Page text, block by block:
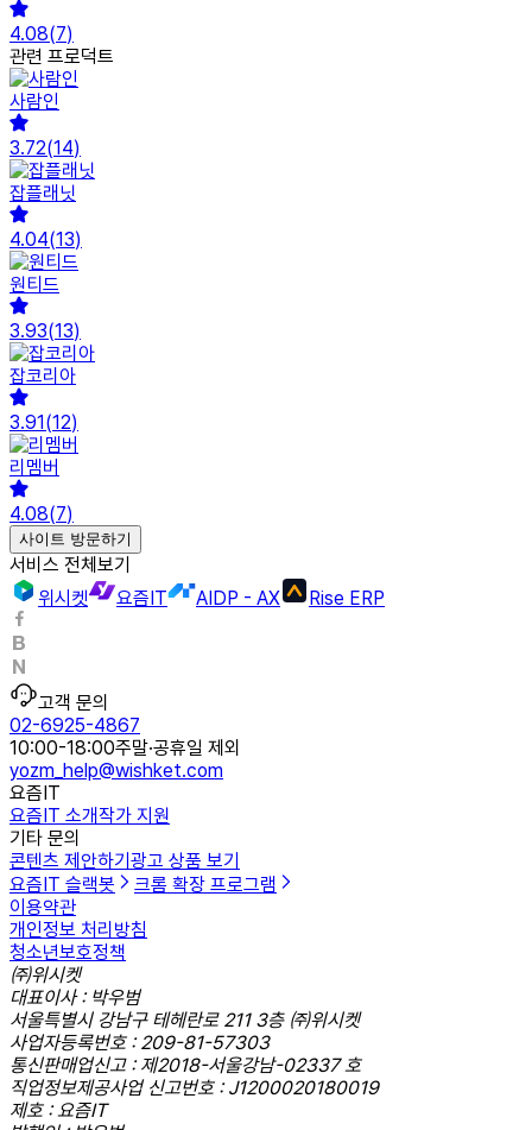
4.08(7)
관련 프로덕트
사람인
3.72(14)
잡플래닛
4.04(13)
원티드
3.93(13)
잡코리아
3.91(12)
리멤버
4.08(7)
사이트 방문하기
서비스 전체보기
위시켓
요즘IT AIDP - AX Rise ERP
고객 문의
02-6925-4867
10:00-18:00주말·공휴일 제외
yozm_help@wishket.com
요즘IT
요즘IT 소개작가 지원
기타 문의
콘텐츠 제안하기광고 상품 보기
요즘IT 슬랙봇
크롬 확장 프로그램
이용약관
개인정보 처리방침
청소년보호정책
㈜위시켓
대표이사 : 박우범
서울특별시 강남구 테헤란로 211 3층 ㈜위시켓
사업자등록번호 : 209-81-57303
통신판매업신고 : 제2018-서울강남-02337 호
직업정보제공사업 신고번호 : J1200020180019
제호 : 요즘IT